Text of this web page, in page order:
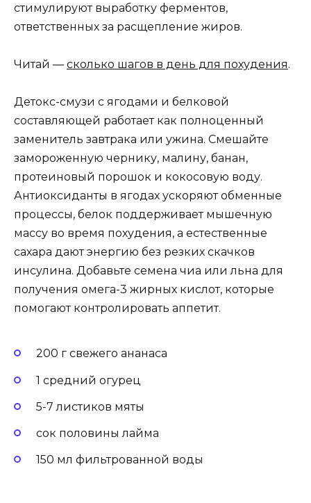
стимулируют выработку ферментов,
ответственных за расщепление жиров.
Читай — сколько шагов в день для похудения.
Детокс-смузи с ягодами и белковой
составляющей работает как полноценный
заменитель завтрака или ужина. Смешайте
замороженную чернику, малину, банан,
протеиновый порошок и кокосовую воду.
Антиоксиданты в ягодах ускоряют обменные
процессы, белок поддерживает мышечную
массу во время похудения, а естественные
сахара дают энергию без резких скачков
инсулина. Добавьте семена чиа или льна для
получения омега-3 жирных кислот, которые
помогают контролировать аппетит.
200 г свежего ананаса
1 средний огурец
5-7 листиков мяты
сок половины лайма
150 мл фильтрованной воды